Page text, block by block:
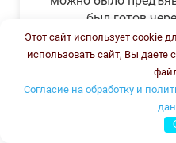
был готов
обещали.Теперь муж
Этот сайт использует cookie
использовать сайт, Вы даете
Согласие на обработку и